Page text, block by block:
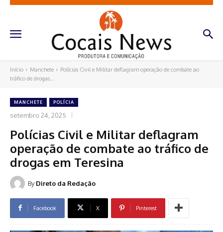
Início Manchete
Polícias Civil e Militar deflagram operação de combate ao
tráfico de drogas...
MANCHETE POLÍCIA
setembro 24, 2025
Polícias Civil e Militar deflagram
operação de combate ao tráfico de
drogas em Teresina
By Direto da Redação
Facebook X Pinterest